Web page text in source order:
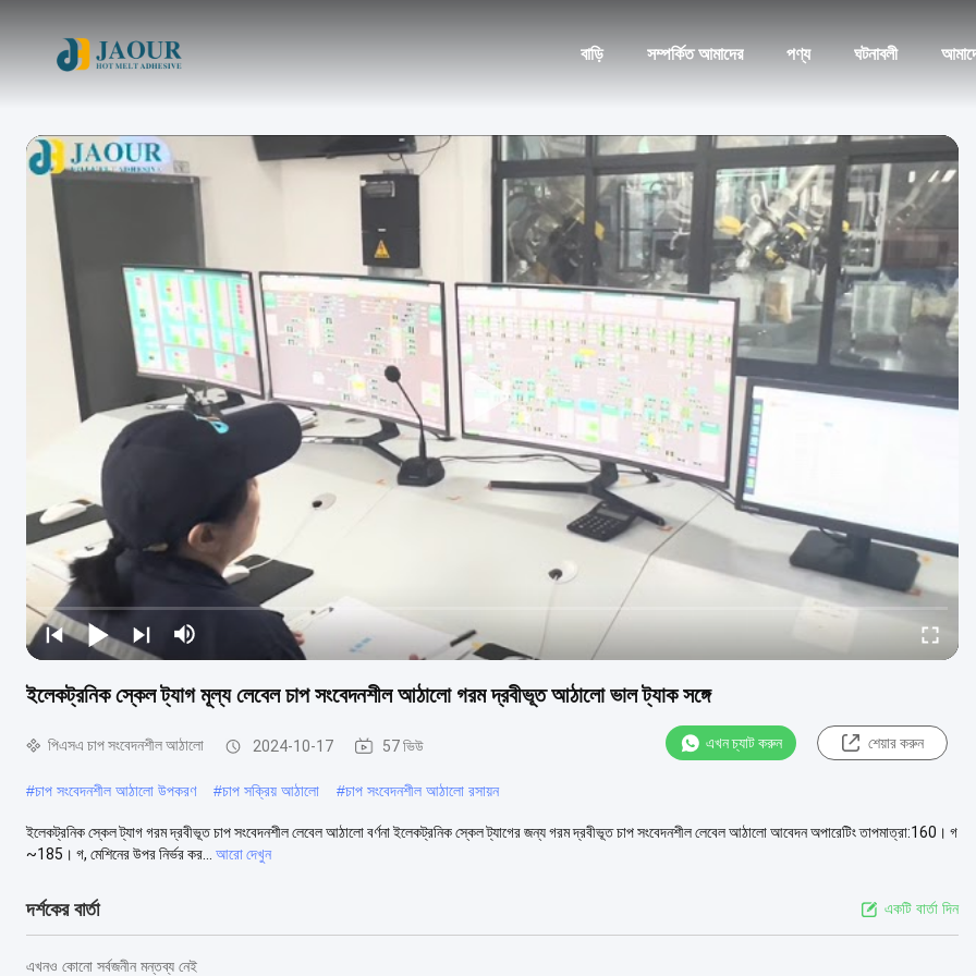
বাড়ি সম্পর্কিত আমাদের পণ্য ঘটনাবলী
ইলেকট্রনিক স্কেল ট্যাগ মূল্য লেবেল চাপ সংবেদনশীল আঠালো গরম দ্রবীভূত আঠালো ভাল ট্যাক সঙ্গে
পিএসএ চাপ সংবেদনশীল আঠালো 2024-10-17 57 ভিউ এখন চ্যাট করুন শেয়ার করুন
#চাপ সংবেদনশীল আঠালো উপকরণ #চাপ সক্রিয় আঠালো #চাপ সংবেদনশীল আঠালো রসায়ন
ইলেকট্রনিক স্কেল ট্যাগ গরম দ্রবীভূত চাপ সংবেদনশীল লেবেল আঠালো বর্ণনা ইলেকট্রনিক স্কেল ট্যাগের জন্য গরম দ্রবীভূত চাপ সংবেদনশীল লেবেল আঠালো আবেদন অপারেটিং তাপমাত্রা:160। গ
~185। গ, মেশিনের উপর নির্ভর কর...
আরো দেখুন
দর্শকের বার্তা একটি বার্তা দিন
এখনও কোনো সর্বজনীন মন্তব্য নেই